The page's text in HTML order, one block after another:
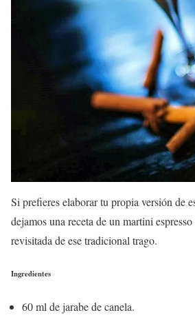
Si prefieres elaborar tu propia versión de
dejamos una receta de un martini
revisitada de ese tradicional trago.
Ingredientes
60 ml de jarabe de canela.